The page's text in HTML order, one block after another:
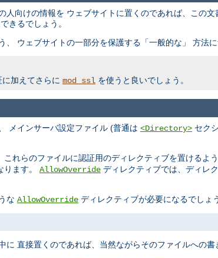
人向けの情報を ウェブサイトに置くのであれば、この
きるでしょう。
、 ウェブサイトの一部分を保護する「一般的な」 方法に
加えてさらに mod_ssl を使うと良いでしょう。
メインサーバ設定ファイル (普通は <Directory> セク
これらのファイルに認証用のディレクティブを置けるよ
ります。 AllowOverride ディレクティブでは、ディレ
な AllowOverride ディレクティブが必要になるでしょう
に 直接置くのであれば、当然ながらそのファイルへの